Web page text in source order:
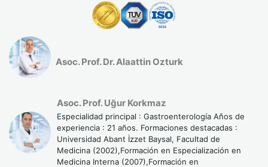
Asoc. Prof. Dr. Alaattin Ozturk
Asoc. Prof. Uğur Korkmaz
Especialidad principal : Gastroenterología Años de
experiencia : 21 años. Formaciones destacadas :
Universidad Abant İzzet Baysal, Facultad de
Medicina (2002),Formación en Especialización en
Medicina Interna (2007),Formación en